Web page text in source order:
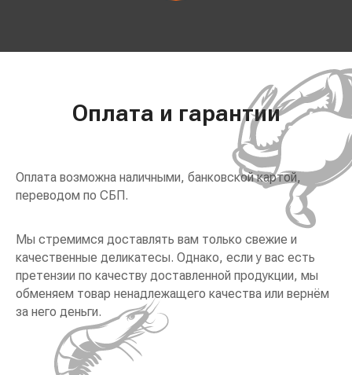
Оплата и гарантии
Оплата возможна наличными, банковской картой,
переводом по СБП.
Мы стремимся доставлять вам только свежие и
качественные деликатесы. Однако, если у вас есть
претензии по качеству доставленной продукции, мы
обменяем товар ненадлежащего качества или вернём
за него деньги.